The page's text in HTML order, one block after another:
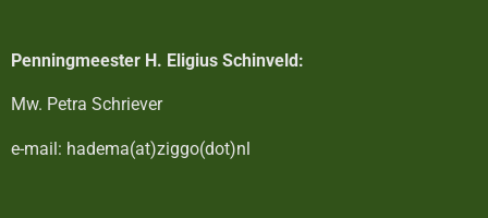
Penningmeester H. Eligius Schinveld:
Mw. Petra Schriever
e-mail: hadema(at)ziggo(dot)nl